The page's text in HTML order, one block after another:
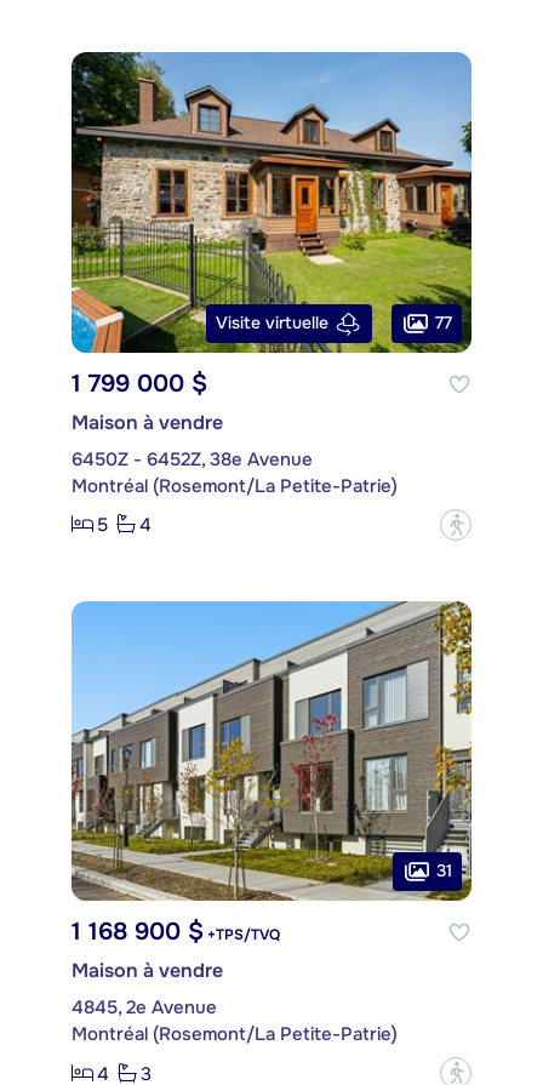
Visite virtuelle 77
1 799 000 $
Maison à vendre
6450Z - 6452Z, 38e Avenue
Montréal (Rosemont/La Petite-Patrie)
5
4 ?
31
1 168 900 $ +TPS/TVQ
Maison à vendre
4845, 2e Avenue
Montréal (Rosemont/La Petite-Patrie)
4
3 ?